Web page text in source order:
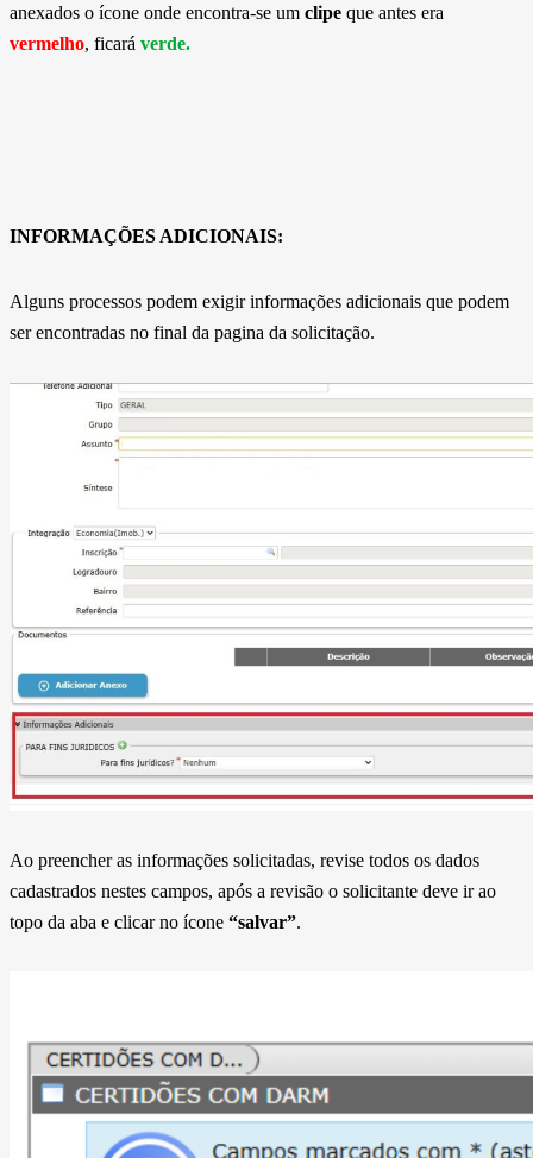
anexados o ícone onde encontra-se um clipe que antes era
vermelho, ficará verde.
INFORMAÇÕES ADICIONAIS:
Alguns processos podem exigir informações adicionais que podem
ser encontradas no final da pagina da solicitação.
Ao preencher as informações solicitadas, revise todos os dados
cadastrados nestes campos, após a revisão o solicitante deve ir ao
topo da aba e clicar no ícone “salvar”.